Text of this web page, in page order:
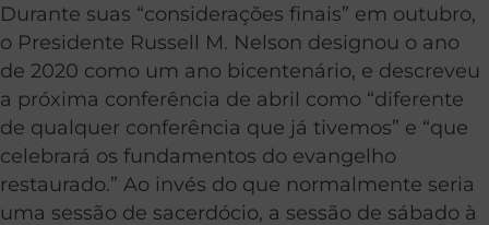
Durante suas “considerações finais” em outubro,
o Presidente Russell M. Nelson designou o ano
de 2020 como um ano bicentenário, e descreveu
a próxima conferência de abril como “diferente
de qualquer conferência que já tivemos” e “que
celebrará os fundamentos do evangelho
restaurado.” Ao invés do que normalmente seria
uma sessão de sacerdócio, a sessão de sábado à